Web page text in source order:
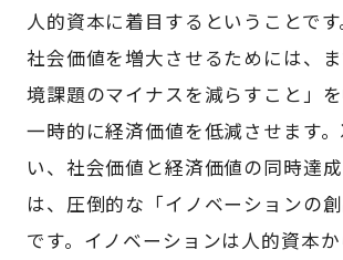
人的資本に着目するということです
社会価値を増大させるためには、
境課題のマイナスを減らすこと」を
一時的に経済価値を低減させます
い、社会価値と経済価値の同時達
は、圧倒的な「イノベーションの
です。イノベーションは人的資本